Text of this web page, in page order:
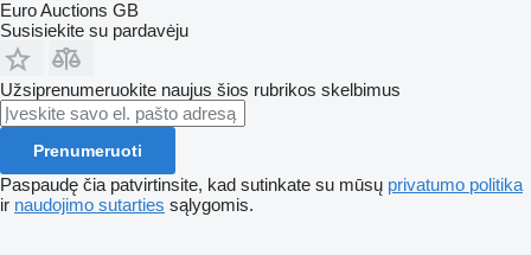
Euro Auctions GB
Susisiekite su pardavėju
Užsiprenumeruokite naujus šios rubrikos skelbimus
Prenumeruoti
Paspaudę čia patvirtinsite, kad sutinkate su mūsų privatumo politika
ir naudojimo sutarties sąlygomis.